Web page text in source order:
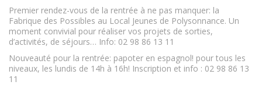
Premier rendez-vous de la rentrée à ne pas manquer: la
Fabrique des Possibles au Local Jeunes de Polysonnance. Un
moment convivial pour réaliser vos projets de sorties,
d’activités, de séjours… Info: 02 98 86 13 11
Nouveauté pour la rentrée: papoter en espagnol! pour tous les
niveaux, les lundis de 14h à 16h! Inscription et info : 02 98 86 13
11